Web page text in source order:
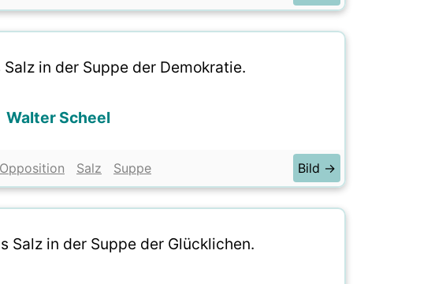
in der Suppe der Demokratie.
Walter Scheel
Opposition Salz Suppe Bild →
Salz in der Suppe der Glücklichen.